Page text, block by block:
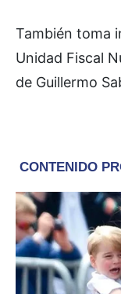
También toma
Unidad Fiscal
de Guillermo